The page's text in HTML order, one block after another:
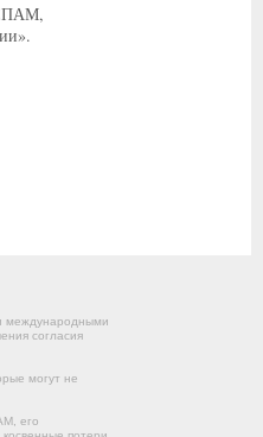
ЕПАМ,
международными
согласия
могут не
его